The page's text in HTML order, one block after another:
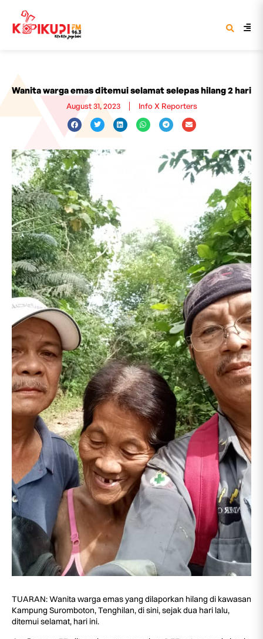
Wanita warga emas ditemui selamat selepas hilang 2 hari
August 31, 2023 Info X Reporters
TUARAN: Wanita warga emas yang dilaporkan hilang di kawasan
Kampung Suromboton, Tenghilan, di sini, sejak dua hari lalu,
ditemui selamat, hari ini.